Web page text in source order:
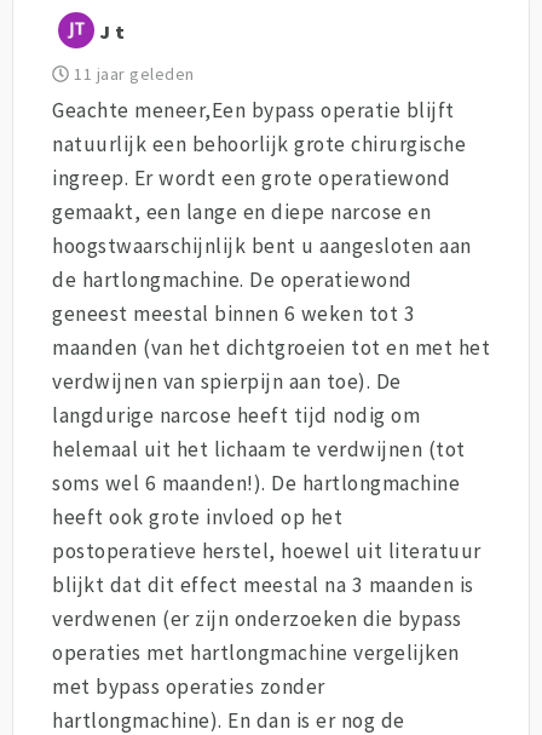
J t
11 jaar geleden
Geachte meneer,Een bypass operatie blijft
natuurlijk een behoorlijk grote chirurgische
ingreep. Er wordt een grote operatiewond
gemaakt, een lange en diepe narcose en
hoogstwaarschijnlijk bent u aangesloten aan
de hartlongmachine. De operatiewond
geneest meestal binnen 6 weken tot 3
maanden (van het dichtgroeien tot en met het
verdwijnen van spierpijn aan toe). De
langdurige narcose heeft tijd nodig om
helemaal uit het lichaam te verdwijnen (tot
soms wel 6 maanden!). De hartlongmachine
heeft ook grote invloed op het
postoperatieve herstel, hoewel uit literatuur
blijkt dat dit effect meestal na 3 maanden is
verdwenen (er zijn onderzoeken die bypass
operaties met hartlongmachine vergelijken
met bypass operaties zonder
hartlongmachine). En dan is er nog de